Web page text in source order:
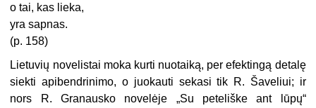
o tai, kas lieka,
yra sapnas.
(p. 158)
Lietuvių novelistai moka kurti nuotaiką, per efektingą detalę
siekti apibendrinimo, o juokauti sekasi tik R. Šaveliui; ir
nors R. Granausko novelėje „Su peteliške ant lūpų“